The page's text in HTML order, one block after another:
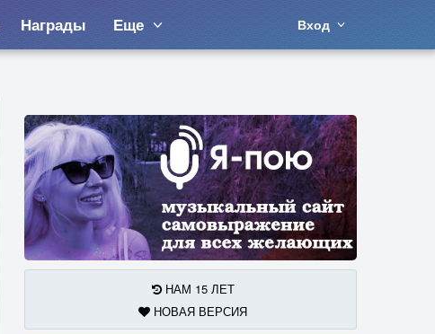
Награды Еще Вход
НАМ 15 ЛЕТ
НОВАЯ ВЕРСИЯ